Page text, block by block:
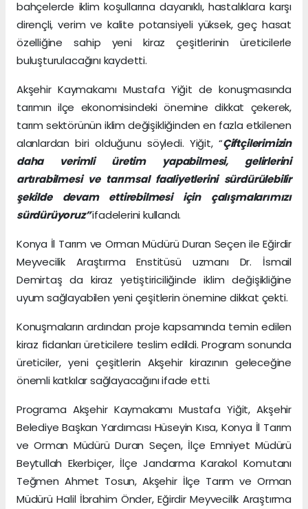
bahçelerde iklim koşullarına dayanıklı, hastalıklara karşı
dirençli, verim ve kalite potansiyeli yüksek, geç hasat
özelliğine sahip yeni kiraz çeşitlerinin üreticilerle
buluşturulacağını kaydetti.
Akşehir Kaymakamı Mustafa Yiğit de konuşmasında
tarımın ilçe ekonomisindeki önemine dikkat çekerek,
tarım sektörünün iklim değişikliğinden en fazla etkilenen
alanlardan biri olduğunu söyledi. Yiğit, “Çiftçilerimizin
daha verimli üretim yapabilmesi, gelirlerini
artırabilmesi ve tarımsal faaliyetlerini sürdürülebilir
şekilde devam ettirebilmesi için çalışmalarımızı
sürdürüyoruz”ifadelerini kullandı.
Konya İl Tarım ve Orman Müdürü Duran Seçen ile Eğirdir
Meyvecilik Araştırma Enstitüsü uzmanı Dr. İsmail
Demirtaş da kiraz yetiştiriciliğinde iklim değişikliğine
uyum sağlayabilen yeni çeşitlerin önemine dikkat çekti.
Konuşmaların ardından proje kapsamında temin edilen
kiraz fidanları üreticilere teslim edildi. Program sonunda
üreticiler, yeni çeşitlerin Akşehir kirazının geleceğine
önemli katkılar sağlayacağını ifade etti.
Programa Akşehir Kaymakamı Mustafa Yiğit, Akşehir
Belediye Başkan Yardımcısı Hüseyin Kısa, Konya İl Tarım
ve Orman Müdürü Duran Seçen, İlçe Emniyet Müdürü
Beytullah Ekerbiçer, İlçe Jandarma Karakol Komutanı
Teğmen Ahmet Tosun, Akşehir İlçe Tarım ve Orman
Müdürü Halil İbrahim Önder, Eğirdir Meyvecilik Araştırma